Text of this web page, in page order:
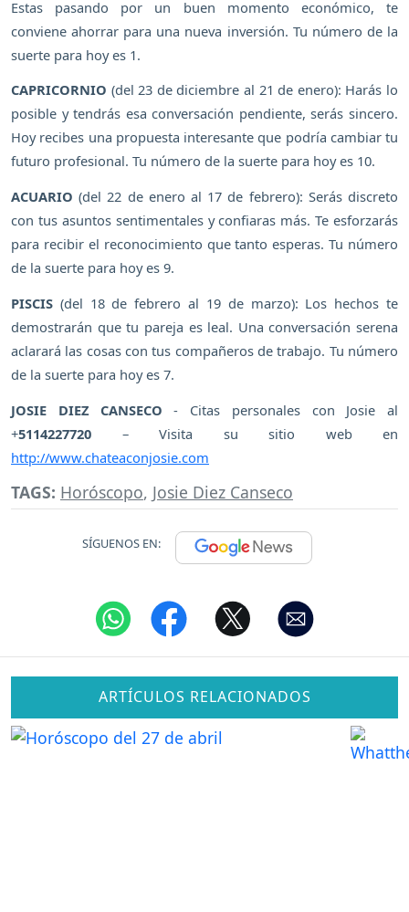
Estas pasando por un buen momento económico, te
conviene ahorrar para una nueva inversión. Tu número de la
suerte para hoy es 1.
CAPRICORNIO (del 23 de diciembre al 21 de enero): Harás lo
posible y tendrás esa conversación pendiente, serás sincero.
Hoy recibes una propuesta interesante que podría cambiar tu
futuro profesional. Tu número de la suerte para hoy es 10.
ACUARIO (del 22 de enero al 17 de febrero): Serás discreto
con tus asuntos sentimentales y confiaras más. Te esforzarás
para recibir el reconocimiento que tanto esperas. Tu número
de la suerte para hoy es 9.
PISCIS (del 18 de febrero al 19 de marzo): Los hechos te
demostrarán que tu pareja es leal. Una conversación serena
aclarará las cosas con tus compañeros de trabajo. Tu número
de la suerte para hoy es 7.
JOSIE DIEZ CANSECO - Citas personales con Josie al
+5114227720 – Visita su sitio web en
http://www.chateaconjosie.com
TAGS: Horóscopo, Josie Diez Canseco
SÍGUENOS EN:
ARTÍCULOS RELACIONADOS